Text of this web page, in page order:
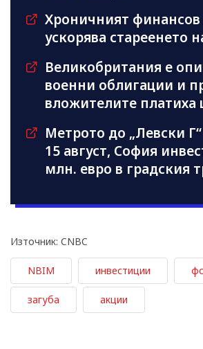
Хроничният финансов
ускорява стареенето
Великобритания е
военни облигации и
вложителите платиха
Метрото до „Левски
15 август, София
млн. евро в градския
Източник: CNBC
NBIM инвестиции
загуба акции